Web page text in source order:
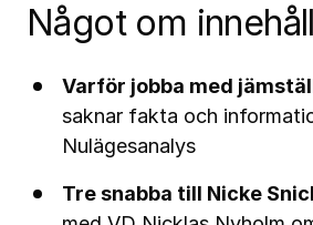
Något om
Varför jobba med
saknar fakta och
Nulägesanalys
Tre snabba till Nicke